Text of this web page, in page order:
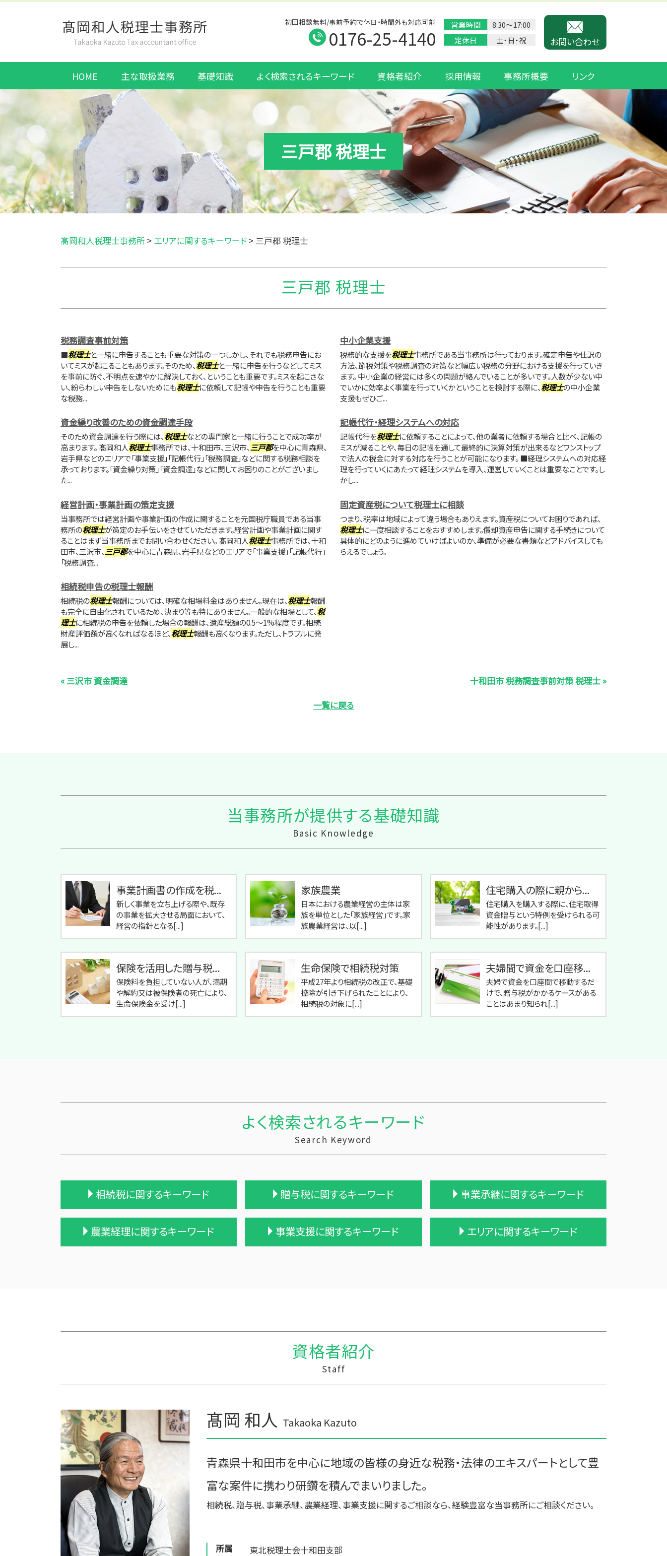
三戸郡 税理士
初回相談無料/事前予約で休日・時間外も対応可能
0176-25-4140
営業時間
8:30〜17:00
定休日
土・日・祝 お問い合わせ
HOME 主な取扱業務 基礎知識 よく検索されるキーワード 資格者紹介 採用情報 事務所概要 リンク
髙岡和人税理士事務所 > エリアに関するキーワード > 三戸郡 税理士
三戸郡 税理士
税務調査事前対策
■税理士と一緒に申告することも重要な対策の一つしかし、それでも税務申告にお
いてミスが起こることもあります。そのため、税理士と一緒に申告を行うなどしてミス
を事前に防ぐ、不明点を速やかに解決しておく、ということも重要です。ミスを起こさな
い、紛らわしい申告をしないためにも税理士に依頼して記帳や申告を行うことも重要
な税務...
中小企業支援
税務的な支援を税理士事務所である当事務所は行っております。確定申告や仕訳の
方法、節税対策や税務調査の対策など幅広い税務の分野における支援を行っていき
ます。 中小企業の経営には多くの問題が絡んでいることが多いです。人数が少ない中
でいかに効率よく事業を行っていくかということを検討する際に、税理士の中小企業
支援もぜひご...
資金繰り改善のための資金調達手段
そのため資金調達を行う際には、税理士などの専門家と一緒に行うことで成功率が
高まります。 髙岡和人税理士事務所では、十和田市、三沢市、三戸郡を中心に青森県、
岩手県などのエリアで「事業支援」「記帳代行」「税務調査」などに関する税務相談を
承っております。「資金繰り対策」「資金調達」などに関してお困りのことがございまし
た...
記帳代行・経理システムへの対応
記帳代行を税理士に依頼することによって、他の業者に依頼する場合と比べ、記帳の
ミスが減ることや、毎日の記帳を通して最終的に決算対策が出来るなどワンストップ
で法人の税金に対する対応を行うことが可能になります。 ■経理システムへの対応経
理を行っていくにあたって経理システムを導入、運営していくことは重要なことです。し
かし...
経営計画・事業計画の策定支援
当事務所では経営計画や事業計画の作成に関することを元国税庁職員である当事
務所の税理士が策定のお手伝いをさせていただきます。経営計画や事業計画に関す
ることはまず当事務所までお問い合わせください。 髙岡和人税理士事務所では、十和
田市、三沢市、三戸郡を中心に青森県、岩手県などのエリアで「事業支援」「記帳代行」
「税務調査...
固定資産税について税理士に相談
つまり、税率は地域によって違う場合もありえます。資産税についてお困りであれば、
税理士に一度相談することをおすすめします。償却資産申告に関する手続きについて
具体的にどのように進めていけばよいのか、準備が必要な書類などアドバイスしても
らえるでしょう。
相続税申告の税理士報酬
相続税の税理士報酬については、明確な相場料金はありません。現在は、税理士報酬
も完全に自由化されているため、決まり等も特にありません。一般的な相場として、税
理士に相続税の申告を依頼した場合の報酬は、遺産総額の0.5～1%程度です。相続
財産評価額が高くなればなるほど、税理士報酬も高くなります。ただし、トラブルに発
展し...
« 三沢市 資金調達
十和田市 税務調査事前対策 税理士 »
一覧に戻る
当事務所が提供する基礎知識
Basic Knowledge
事業計画書の作成を税...
新しく事業を立ち上げる際や、既存
の事業を拡大させる局面において、
経営の指針となる[...]
家族農業
日本における農業経営の主体は家
族を単位とした「家族経営」です。家
族農業経営は、以[...]
住宅購入の際に親から...
住宅購入を購入する際に、住宅取得
資金贈与という特例を受けられる可
能性があります。[...]
保険を活用した贈与税...
保険料を負担していない人が、満期
や解約又は被保険者の死亡により、
生命保険金を受け[...]
生命保険で相続税対策
平成27年より相続税の改正で、基礎
控除が引き下げられたことにより、
相続税の対象に[...]
夫婦間で資金を口座移...
夫婦で資金を口座間で移動するだ
けで、贈与税がかかるケースがある
ことはあまり知られ[...]
よく検索されるキーワード
Search Keyword
相続税に関するキーワード
相続税 申告期限
相続 税理士 費用
生前贈与 相続税
相続税 税理士報酬 相場
相続税 配偶者控除
相続税 贈与税
税理士 相続税 報酬
相続税 無申告
相続税申告 税理士報酬
贈与税に関するキーワード
贈与税 計算方法
贈与税 改正
贈与税 計算
贈与税 申告方法
贈与税 保険
贈与税 相続税 税率
贈与税 額
相続時精算課税制度 デメリット
事業承継に関するキーワード
吸収合併 契約 承継
吸収合併 手続き
企業 買収 合併
適格合併とは
農業経理に関するキーワード
青色申告 農業
家族経営 農業
農業 経費
農業 法人化
農業 青色申告決算書
農業法人 会計
農業法人
会社 農業
事業支援に関するキーワード
資金繰り 作成
簡単 資金繰り
税務調査 時期 個人
税務調査 わかりやすく
税務調査 line
相続税 税務調査 割合
税務調査 税理士
税務調査 わからない
記帳代行 効率化
税務調査 youtube
エリアに関するキーワード
大間町の相続税 贈与税 事業承継 農
西津軽郡の相続税 贈与税 事業承継
業経理
十和田市 税務調査 税理士
業経理
資格者紹介
Staff
髙岡 和人 Takaoka Kazuto
青森県十和田市を中心に地域の皆様の身近な税務・法律のエキスパートとして豊
富な案件に携わり研鑽を積んでまいりました。
相続税、贈与税、事業承継、農業経理、事業支援に関するご相談なら、経験豊富な当事務所にご相談ください。
所属 東北税理士会十和田支部